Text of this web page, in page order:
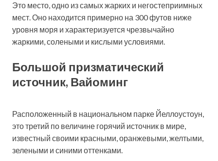
Это место, одно из самых жарких и негостеприимных
мест. Оно находится примерно на 300 футов ниже
уровня моря и характеризуется чрезвычайно
жаркими, солеными и кислыми условиями.
Большой призматический
источник, Вайоминг
Расположенный в национальном парке Йеллоустоун,
это третий по величине горячий источник в мире,
известный своими красными, оранжевыми, желтыми,
зелеными и синими оттенками.